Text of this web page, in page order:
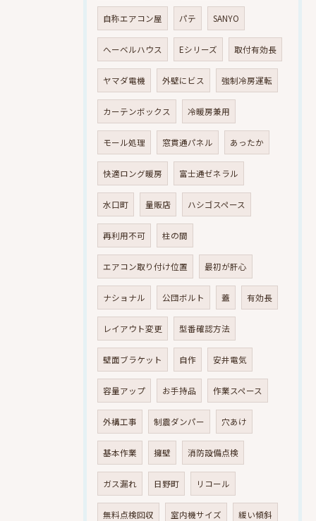
自称エアコン屋 パテ SANYO
へーベルハウス Eシリーズ 取付有効長
ヤマダ電機 外壁にビス 強制冷房運転
カーテンボックス 冷暖房兼用
モール処理 窓貫通パネル あったか
快適ロング暖房 富士通ゼネラル
水口町 量販店 ハシゴスペース
再利用不可 柱の間
エアコン取り付け位置 最初が肝心
ナショナル 公団ボルト 蓋 有効長
レイアウト変更 型番確認方法
壁面ブラケット 自作 安井電気
容量アップ お手持品 作業スペース
外構工事 制震ダンパー 穴あけ
基本作業 擁壁 消防設備点検
ガス漏れ 日野町 リコール
無料点検回収 室内機サイズ 緩い傾斜